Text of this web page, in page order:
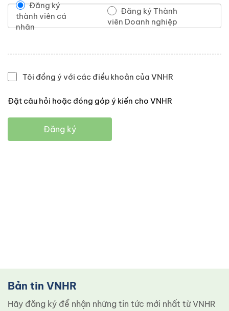
Đăng ký
thành viên cá
nhân
Đăng ký Thành
viên Doanh nghiệp
Tôi đồng ý với các điều khoản của VNHR
Đặt câu hỏi hoặc đóng góp ý kiến cho VNHR
Đăng ký
Bản tin VNHR
Hãy đăng ký để nhận những tin tức mới nhất từ ​​VNHR